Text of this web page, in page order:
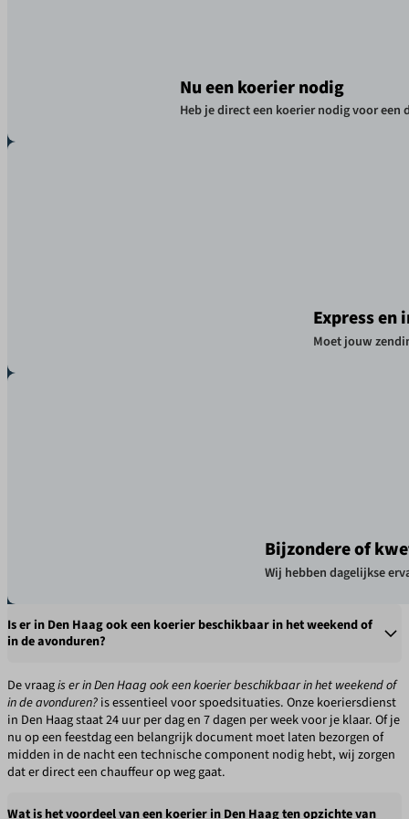
Nu een koerier nodig
Heb je direct een koerier nodig voor
Express
Moet jouw
Bijzondere of
Wij hebben dagelijkse
Is er in Den Haag ook een koerier beschikbaar in het weekend of
in de avonduren?
De vraagis er in Den Haag ook een koerier beschikbaar in het weekend of
in de avonduren?is essentieel voor spoedsituaties. Onze koeriersdienst
in Den Haag staat 24 uur per dag en 7 dagen per week voor je klaar. Of je
nu op een feestdag een belangrijk document moet laten bezorgen of
midden in de nacht een technische component nodig hebt, wij zorgen
dat er direct een chauffeur op weg gaat.
Wat is het voordeel van een koerier in Den Haag ten opzichte van